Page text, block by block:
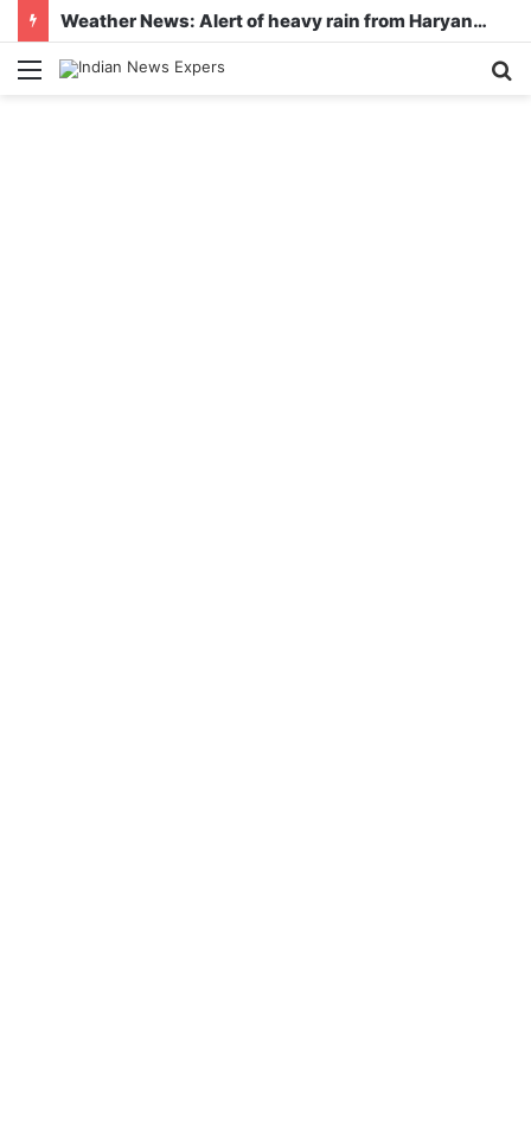
Weather News: Alert of heavy rain from Haryana-Gujarat to Odisha, monsoon is active in many states
Menu